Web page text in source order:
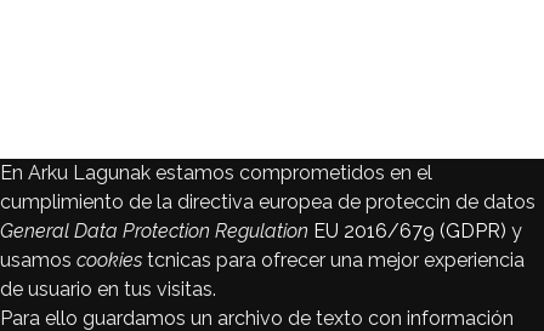
En Arku Lagunak estamos comprometidos en el
cumplimiento de la directiva europea de proteccin de datos
General Data Protection Regulation EU 2016/679 (GDPR) y
usamos cookies tcnicas para ofrecer una mejor experiencia
de usuario en tus visitas.
Para ello guardamos un archivo de texto con información